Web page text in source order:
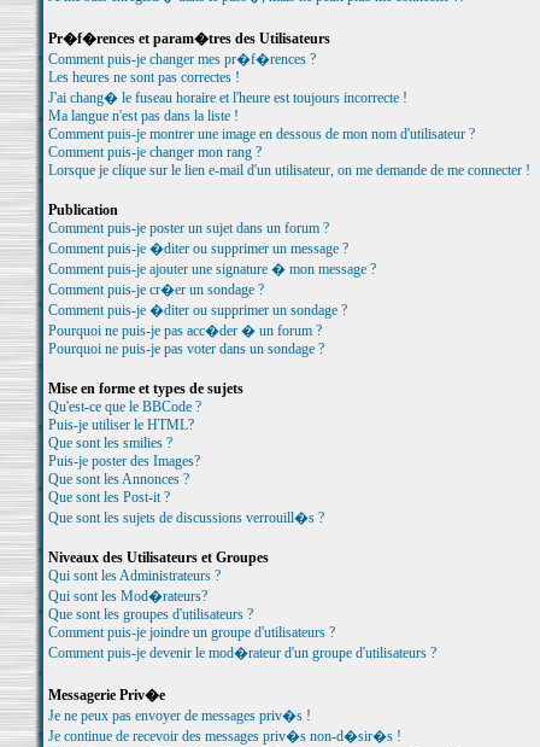
Pr�f�rences et param�tres des Utilisateurs
Comment puis-je changer mes pr�f�rences ?
Les heures ne sont pas correctes !
J'ai chang� le fuseau horaire et l'heure est toujours incorrecte !
Ma langue n'est pas dans la liste !
Comment puis-je montrer une image en dessous de mon nom d'utilisateur ?
Comment puis-je changer mon rang ?
Lorsque je clique sur le lien e-mail d'un utilisateur, on me demande de me connecter !
Publication
Comment puis-je poster un sujet dans un forum ?
Comment puis-je �diter ou supprimer un message ?
Comment puis-je ajouter une signature � mon message ?
Comment puis-je cr�er un sondage ?
Comment puis-je �diter ou supprimer un sondage ?
Pourquoi ne puis-je pas acc�der � un forum ?
Pourquoi ne puis-je pas voter dans un sondage ?
Mise en forme et types de sujets
Qu'est-ce que le BBCode ?
Puis-je utiliser le HTML?
Que sont les smilies ?
Puis-je poster des Images?
Que sont les Annonces ?
Que sont les Post-it ?
Que sont les sujets de discussions verrouill�s ?
Niveaux des Utilisateurs et Groupes
Qui sont les Administrateurs ?
Qui sont les Mod�rateurs?
Que sont les groupes d'utilisateurs ?
Comment puis-je joindre un groupe d'utilisateurs ?
Comment puis-je devenir le mod�rateur d'un groupe d'utilisateurs ?
Messagerie Priv�e
Je ne peux pas envoyer de messages priv�s !
Je continue de recevoir des messages priv�s non-d�sir�s !